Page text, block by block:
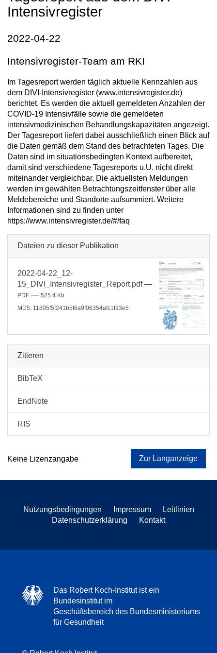
Intensivregister
2022-04-22
Intensivregister-Team am RKI
Im Tagesreport werden täglich aktuelle Kennzahlen aus
dem DIVI-Intensivregister (www.intensivregister.de)
berichtet. Es werden die aktuell gemeldeten Anzahlen der
COVID-19 Intensivfälle sowie die gemeldeten
intensivmedizinischen Behandlungskapazitäten angezeigt.
Der Tagesreport liefert dabei ausschließlich einen Blick auf
die Daten gemäß dem Stand des betrachteten Tages. Die
Daten sind im situationsbedingten Kontext aufbereitet,
damit sind verschiedene Tagesreports u.U. nicht direkt
miteinander vergleichbar. Die aktuellsten Meldungen
werden im gewählten Betrachtungszeitfenster über alle
Meldebereiche und Standorte aufsummiert. Weitere
Informationen sind zu finden unter
https://www.intensivregister.de/#/faq
Dateien zu dieser Publikation
2022-04-22_12-
15_DIVI_Intensivregister_Report.pdf—
PDF — 525.4 Kb
MD5: 11805f5f241b5f6a9f06354afc1f93e5
Zitieren
BibTeX
EndNote
RIS
Keine Lizenzangabe Zur Langanzeige
Nutzungsbedingungen Impressum
Leitlinien
Datenschutzerklärung
Kontakt
Das Robert Koch-Institut ist ein
Bundesinstitut im
Geschäftsbereich des Bundesministeriums
für Gesundheit